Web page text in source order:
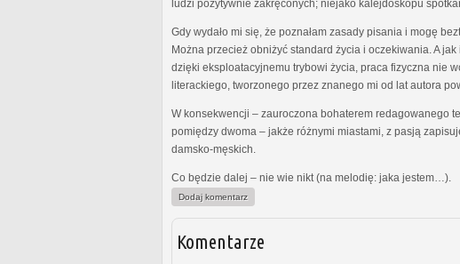
ludzi pozytywnie zakręconych; niejako kalejdoskopu
Gdy wydało mi się, że poznałam zasady pisania i mogę
Można przecież obniżyć standard życia i oczekiwania. A
dzięki eksploatacyjnemu trybowi życia, praca fizyczna nie
literackiego, tworzonego przez znanego mi od lat autora
W konsekwencji – zauroczona bohaterem redagowanego
pomiędzy dwoma – jakże różnymi miastami, z pasją
damsko-męskich.
Co będzie dalej – nie wie nikt (na melodię: jaka jestem…).
Dodaj komentarz
Komentarze